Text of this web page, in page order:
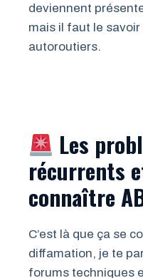
deviennent
mais il faut le
autoroutiers.
Les
récurrents
connaître
C’est là que ça se
diffamation, je te
forums techniques